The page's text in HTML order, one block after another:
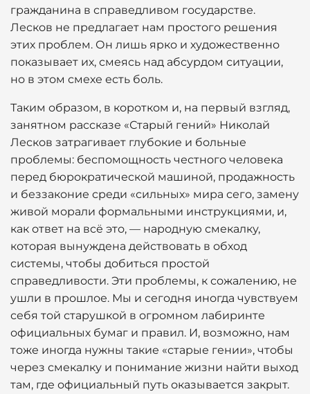
гражданина в справедливом государстве.
Лесков не предлагает нам простого решения
этих проблем. Он лишь ярко и художественно
показывает их, смеясь над абсурдом ситуации,
но в этом смехе есть боль.
Таким образом, в коротком и, на первый взгляд,
занятном рассказе «Старый гений» Николай
Лесков затрагивает глубокие и больные
проблемы: беспомощность честного человека
перед бюрократической машиной, продажность
и беззаконие среди «сильных» мира сего, замену
живой морали формальными инструкциями, и,
как ответ на всё это, — народную смекалку,
которая вынуждена действовать в обход
системы, чтобы добиться простой
справедливости. Эти проблемы, к сожалению, не
ушли в прошлое. Мы и сегодня иногда чувствуем
себя той старушкой в огромном лабиринте
официальных бумаг и правил. И, возможно, нам
тоже иногда нужны такие «старые гении», чтобы
через смекалку и понимание жизни найти выход
там, где официальный путь оказывается закрыт.